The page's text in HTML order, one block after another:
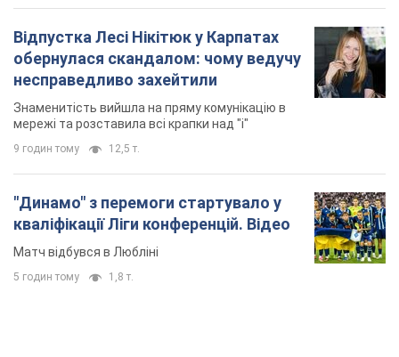
кваліфікації Ліги конференцій. Відео
Матч відбувся в Любліні
5 годин тому 1,8 т.